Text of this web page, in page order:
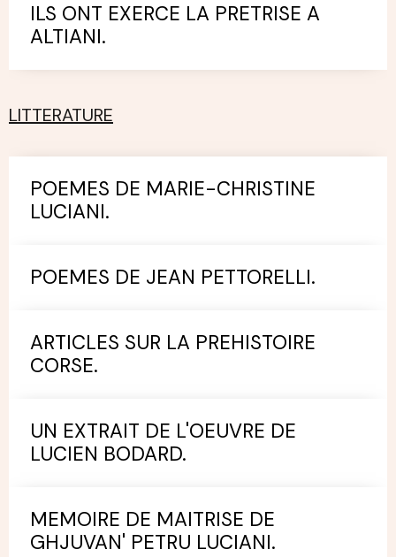
ILS ONT EXERCE LA PRETRISE A
ALTIANI.
LITTERATURE
POEMES DE MARIE-CHRISTINE
LUCIANI.
POEMES DE JEAN PETTORELLI.
ARTICLES SUR LA PREHISTOIRE
CORSE.
UN EXTRAIT DE L'OEUVRE DE
LUCIEN BODARD.
MEMOIRE DE MAITRISE DE
GHJUVAN' PETRU LUCIANI.